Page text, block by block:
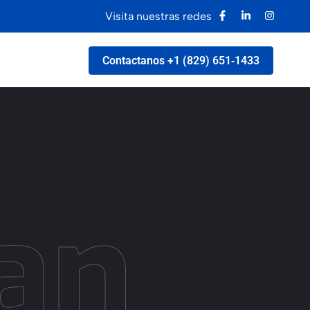
Visita nuestras redes
Contactanos ‪+1 (829) 651‑1433‬